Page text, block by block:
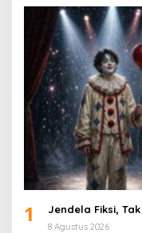
1 Jendela Fiksi,
8 Agustus 2026